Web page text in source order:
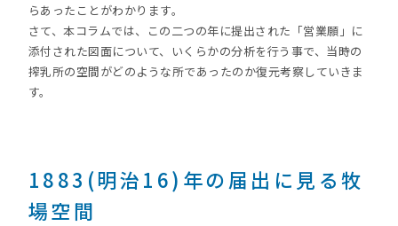
らあったことがわかります。
さて、本コラムでは、この二つの年に提出された「営業願」に
添付された図面について、いくらかの分析を行う事で、当時の
搾乳所の空間がどのような所であったのか復元考察していきま
す。
1883(明治16)年の届出に見る牧
場空間